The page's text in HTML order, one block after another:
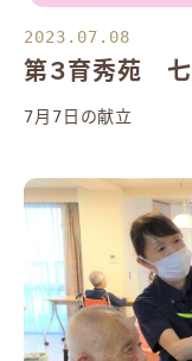
2023.07.08
第３育秀苑 七
7月7日の献立